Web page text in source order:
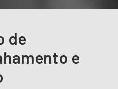
de
e